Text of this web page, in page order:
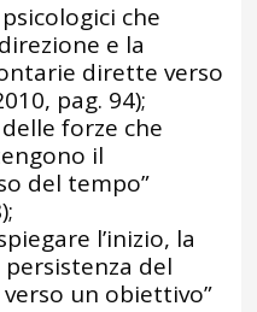
che
e la
dirette verso
pag. 94);
forze che
il
del tempo”
l’inizio, la
del
un obiettivo”